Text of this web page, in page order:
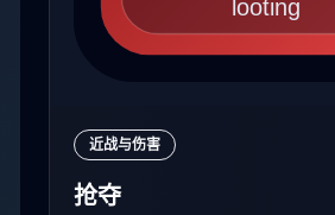
近战与伤害
抢夺